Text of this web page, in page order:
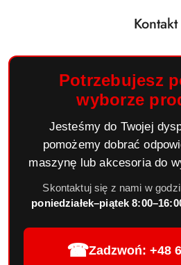
Kontakt
Potrzebujesz
wyborze
Jesteśmy do Twojej
pomożemy dobrać
maszynę lub akcesoria do
Skontaktuj się z nami w
poniedziałek–piątek
☎Zadzwoń: +48